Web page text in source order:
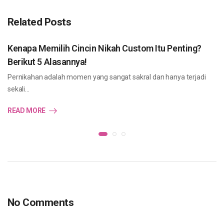
Related Posts
Kenapa Memilih Cincin Nikah Custom Itu Penting?
Berikut 5 Alasannya!
Pernikahan adalah momen yang sangat sakral dan hanya terjadi
sekali…
READ MORE
No Comments